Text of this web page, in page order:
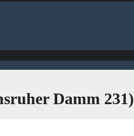
Damm 231)